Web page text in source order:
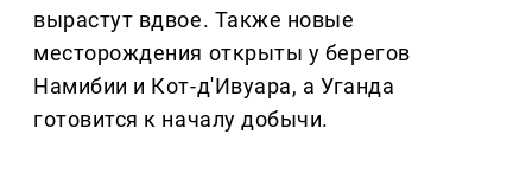
вырастут вдвое. Также новые
месторождения открыты у берегов
Намибии и Кот-д'Ивуара, а Уганда
готовится к началу добычи.